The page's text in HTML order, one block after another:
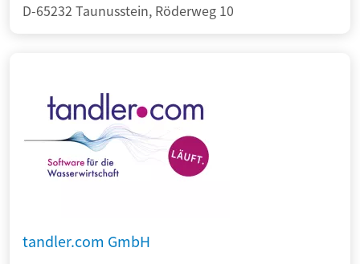
D-65232 Taunusstein, Röderweg 10
tandler.com GmbH